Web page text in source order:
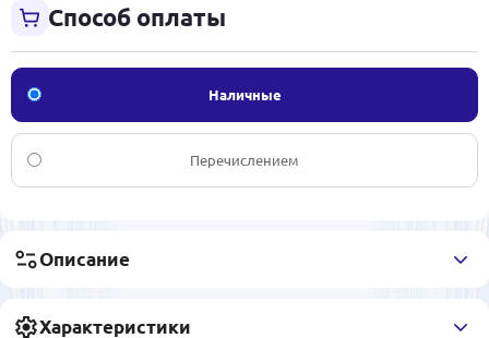
Способ оплаты
Наличные
Перечислением
Описание
Характеристики